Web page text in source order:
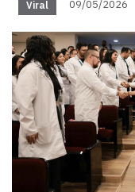
Viral 09/05/2026